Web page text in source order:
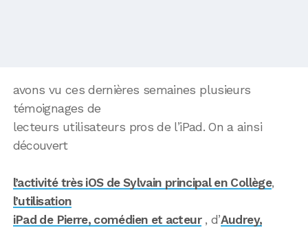
avons vu ces dernières semaines plusieurs
témoignages de
lecteurs utilisateurs pros de l’iPad. On a ainsi
découvert
l’activité très iOS de Sylvain principal en Collège,
l’utilisation
iPad de Pierre, comédien et acteur, d’Audrey,